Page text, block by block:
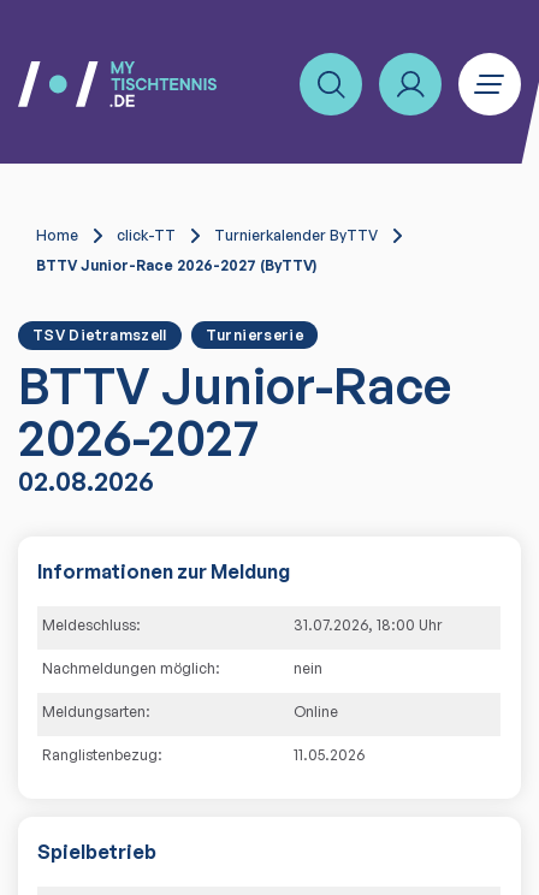
Home click-TT
Turnierkalender ByTTV
BTTV Junior-Race 2026-2027 (ByTTV)
TSV Dietramszell Turnierserie
BTTV Junior-Race
2026-2027
02.08.2026
Informationen zur Meldung
Meldeschluss: 31.07.2026, 18:00 Uhr
Nachmeldungen möglich: nein
Meldungsarten: Online
Ranglistenbezug: 11.05.2026
Spielbetrieb